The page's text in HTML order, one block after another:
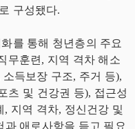
구성됐다.
를 통해 청년층의 주요
무훈련, 지역 격차 해소
득보장 구조, 주거 등),
츠 및 건강권 등), 접근성
지역 격차, 정신건강 및
과 애로사항을 듣고 필요